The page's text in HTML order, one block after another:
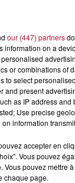
PODCAST
our (447) partners
information on a
or combinations of
to select
and present
as IP address
Use precise
on information
accepter en
Vous pouvez
Vous pouvez mettre
chaque page.